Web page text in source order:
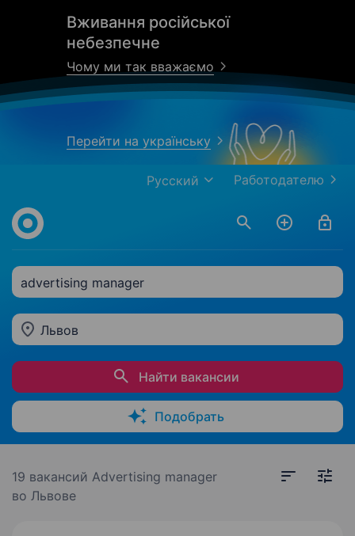
Вживання російської
небезпечне
Чому ми так вважаємо
Перейти на українську
Работодателю
Русский
advertising manager
Львов
Найти вакансии
Подобрать
19 вакансий Advertising manager
во Львове